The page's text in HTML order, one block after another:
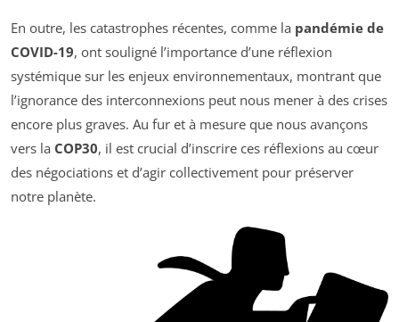
En outre, les catastrophes récentes, comme la pandémie de
COVID-19, ont souligné l’importance d’une réflexion
systémique sur les enjeux environnementaux, montrant que
l’ignorance des interconnexions peut nous mener à des crises
encore plus graves. Au fur et à mesure que nous avançons
vers la COP30, il est crucial d’inscrire ces réflexions au cœur
des négociations et d’agir collectivement pour préserver
notre planète.